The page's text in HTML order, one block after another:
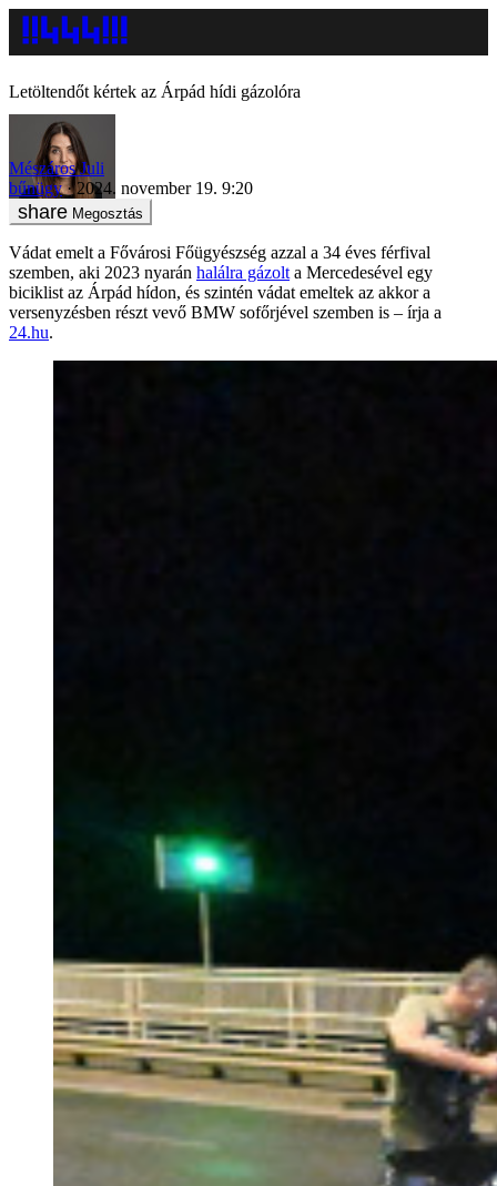
Letöltendőt kértek az Árpád hídi gázolóra
Mészáros Juli
bűnügy
2024. november 19. 9:20
Megosztás
Vádat emelt a Fővárosi Főügyészség azzal a 34 éves férfival
szemben, aki 2023 nyarán halálra gázolt a Mercedesével egy
biciklist az Árpád hídon, és szintén vádat emeltek az akkor a
versenyzésben részt vevő BMW sofőrjével szemben is – írja a
24.hu.